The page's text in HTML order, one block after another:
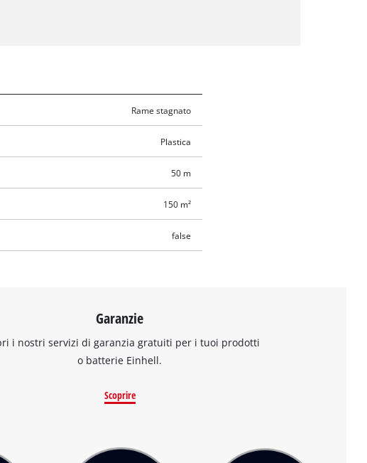
Rame stagnato
Plastica
50 m
150 m²
false
Garanzie
i nostri servizi di garanzia gratuiti per i tuoi prodotti
o batterie Einhell.
Scoprire